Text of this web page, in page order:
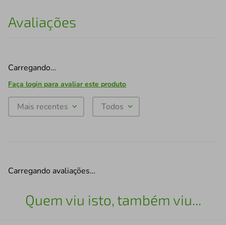
Avaliações
Carregando…
Faça login para avaliar este produto
Mais recentes Todos
Carregando avaliações…
Quem viu isto, também viu...